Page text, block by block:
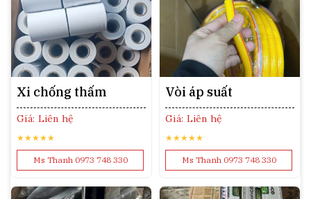
Xi chống thấm
Giá: Liên hệ
★★★★★
Ms Thanh 0973 748 330
Vòi áp suất
Giá: Liên hệ
★★★★★
Ms Thanh 0973 748 330